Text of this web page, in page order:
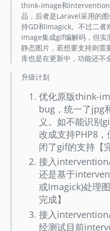
think-image和
品，后者是Laravel采用的
持GD和Imagick。不过二
image集成gif编解码，但实
静态图片，若想要支持则
库也是在更新中，功能还不
升级计划
优化原版think-
bug，统一了jpg
义。如不能识别
改成支持PHP8
闭了gif的支持【
接入
还是基于
或Imagick)处理
完成】
接入
经测试目前